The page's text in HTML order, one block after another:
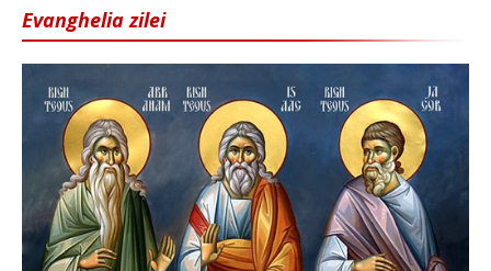
Evanghelia zilei